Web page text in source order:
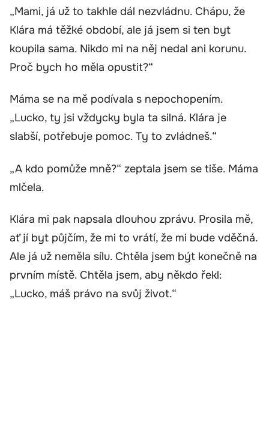
„Mami, já už to takhle dál nezvládnu. Chápu, že
Klára má těžké období, ale já jsem si ten byt
koupila sama. Nikdo mi na něj nedal ani korunu.
Proč bych ho měla opustit?“
Máma se na mě podívala s nepochopením.
„Lucko, ty jsi vždycky byla ta silná. Klára je
slabší, potřebuje pomoc. Ty to zvládneš.“
„A kdo pomůže mně?“ zeptala jsem se tiše. Máma
mlčela.
Klára mi pak napsala dlouhou zprávu. Prosila mě,
ať jí byt půjčím, že mi to vrátí, že mi bude vděčná.
Ale já už neměla sílu. Chtěla jsem být konečně na
prvním místě. Chtěla jsem, aby někdo řekl:
„Lucko, máš právo na svůj život.“